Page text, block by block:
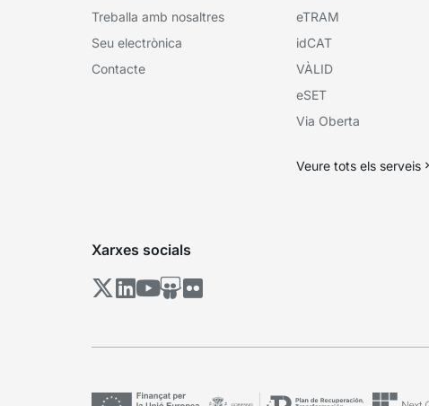
Treballa amb nosaltres
Seu electrònica
Contacte
eTRAM
idCAT
VÀLID
eSET
Via Oberta
Veure tots els serveis
Xarxes socials